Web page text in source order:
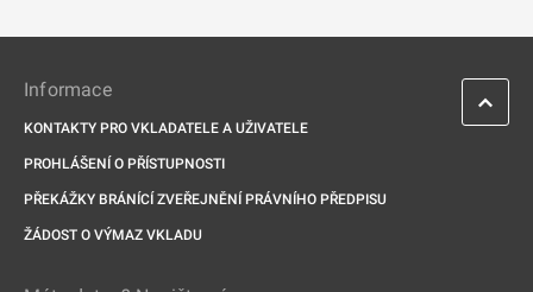
Informace
KONTAKTY PRO VKLADATELE A UŽIVATELE
PROHLÁŠENÍ O PŘÍSTUPNOSTI
PŘEKÁŽKY BRÁNÍCÍ ZVEŘEJNĚNÍ PRÁVNÍHO PŘEDPISU
ŽÁDOST O VÝMAZ VKLADU